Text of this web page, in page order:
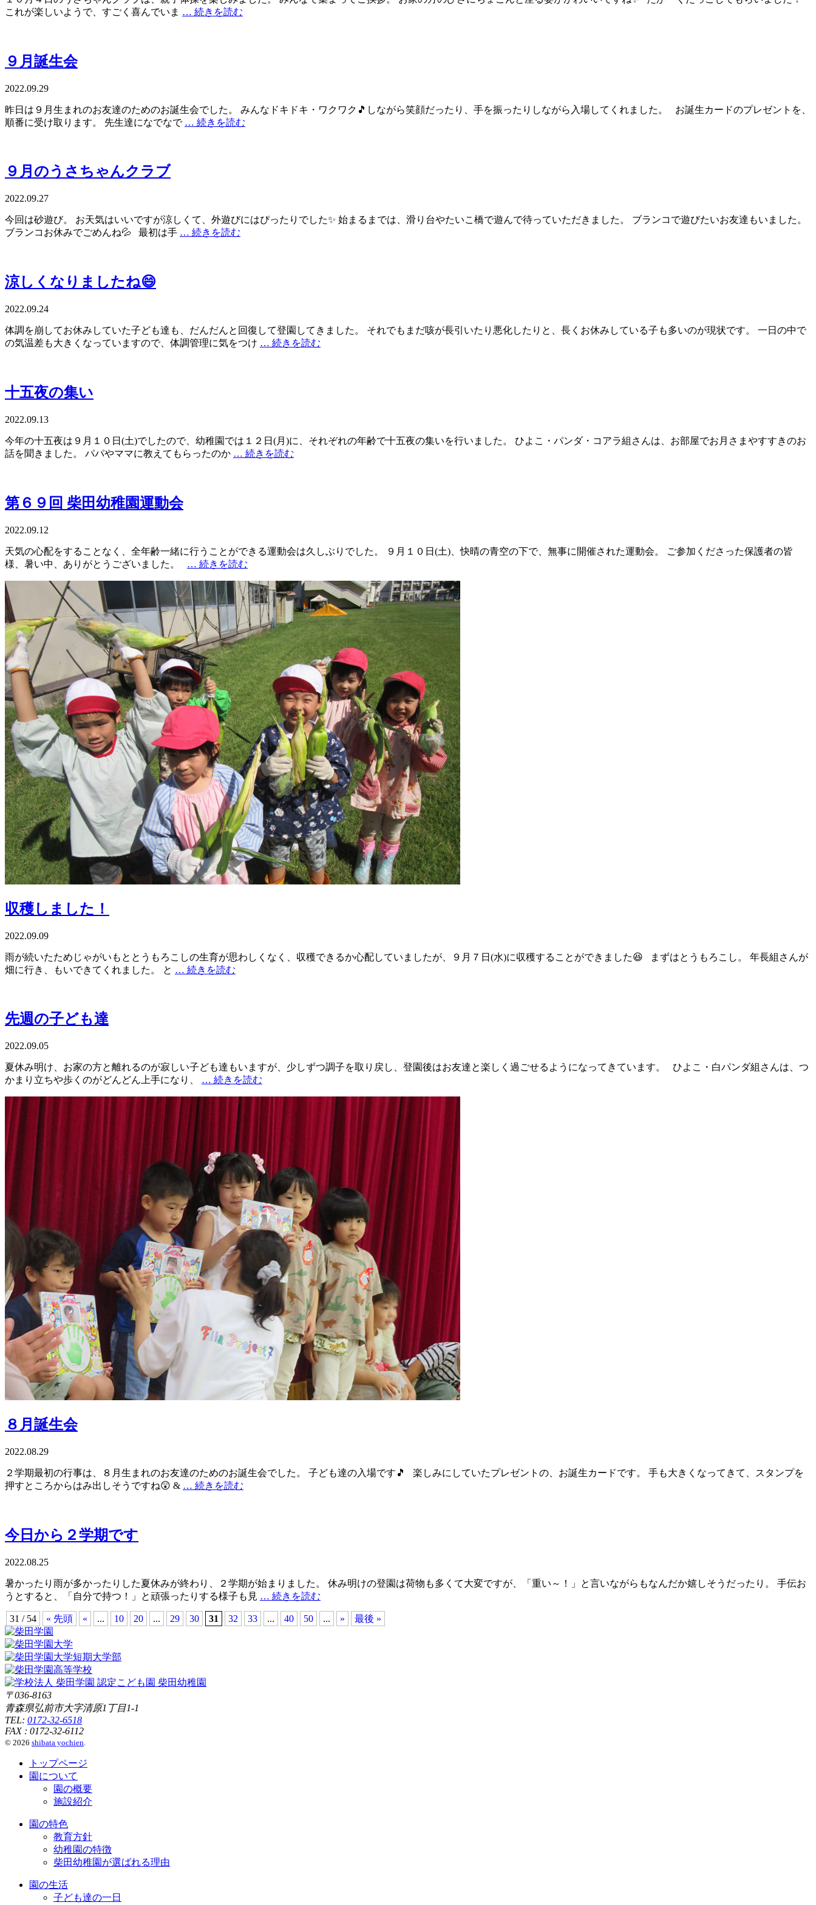
これが楽しいようで、すごく喜んでいま … 続きを読む
９月誕生会
2022.09.29
昨日は９月生まれのお友達のためのお誕生会でした。 みんなドキドキ・ワクワク🎵しながら笑顔だったり、手を振ったりしながら入場してくれました。 お誕生カードのプレゼントを、
順番に受け取ります。 先生達になでなで … 続きを読む
９月のうさちゃんクラブ
2022.09.27
今回は砂遊び。 お天気はいいですが涼しくて、外遊びにはぴったりでした✨ 始まるまでは、滑り台やたいこ橋で遊んで待っていただきました。 ブランコで遊びたいお友達もいました。
ブランコお休みでごめんね💦 最初は手 … 続きを読む
涼しくなりましたね😄
2022.09.24
体調を崩してお休みしていた子ども達も、だんだんと回復して登園してきました。 それでもまだ咳が長引いたり悪化したりと、長くお休みしている子も多いのが現状です。 一日の中で
の気温差も大きくなっていますので、体調管理に気をつけ … 続きを読む
十五夜の集い
2022.09.13
今年の十五夜は９月１０日(土)でしたので、幼稚園では１２日(月)に、それぞれの年齢で十五夜の集いを行いました。 ひよこ・パンダ・コアラ組さんは、お部屋でお月さまやすすきのお
話を聞きました。 パパやママに教えてもらったのか … 続きを読む
第６９回 柴田幼稚園運動会
2022.09.12
天気の心配をすることなく、全年齢一緒に行うことができる運動会は久しぶりでした。 ９月１０日(土)、快晴の青空の下で、無事に開催された運動会。 ご参加くださった保護者の皆
様、暑い中、ありがとうございました。 … 続きを読む
収穫しました！
2022.09.09
雨が続いたためじゃがいもととうもろこしの生育が思わしくなく、収穫できるか心配していましたが、９月７日(水)に収穫することができました😆 まずはとうもろこし。 年長組さんが
畑に行き、もいできてくれました。 と … 続きを読む
先週の子ども達
2022.09.05
夏休み明け、お家の方と離れるのが寂しい子ども達もいますが、少しずつ調子を取り戻し、登園後はお友達と楽しく過ごせるようになってきています。 ひよこ・白パンダ組さんは、つ
かまり立ちや歩くのがどんどん上手になり、 … 続きを読む
８月誕生会
2022.08.29
２学期最初の行事は、８月生まれのお友達のためのお誕生会でした。 子ども達の入場です🎵 楽しみにしていたプレゼントの、お誕生カードです。 手も大きくなってきて、スタンプを
押すところからはみ出しそうですね😲 & … 続きを読む
今日から２学期です
2022.08.25
暑かったり雨が多かったりした夏休みが終わり、２学期が始まりました。 休み明けの登園は荷物も多くて大変ですが、「重い～！」と言いながらもなんだか嬉しそうだったり。 手伝お
うとすると、「自分で持つ！」と頑張ったりする様子も見 … 続きを読む
31 / 54 « 先頭 « ... 10 20 ... 29 30 31 32 33 ... 40 50 ... » 最後 »
〒036-8163
青森県弘前市大字清原1丁目1-1
TEL: 0172-32-6518
FAX : 0172-32-6112
© 2026 shibata yochien.
トップページ
園について
園の概要
施設紹介
園の特色
教育方針
幼稚園の特徴
柴田幼稚園が選ばれる理由
園の生活
子ども達の一日